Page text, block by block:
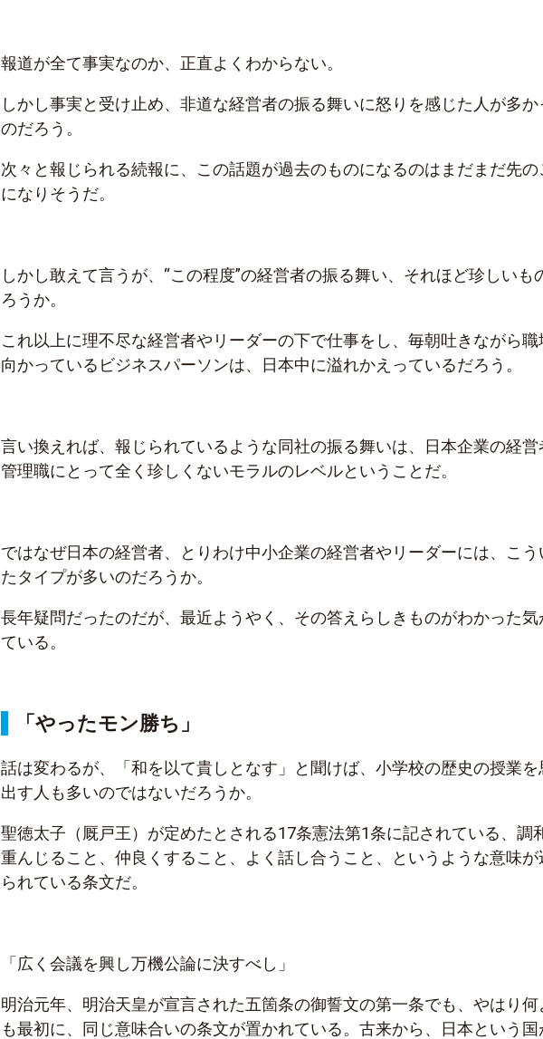
報道が全て事実なのか、正直よくわからない。
しかし事実と受け止め、非道な経営者の振る舞いに怒りを感じた人が多か
のだろう。
次々と報じられる続報に、この話題が過去のものになるのはまだまだ先の
になりそうだ。
しかし敢えて言うが、“この程度”の経営者の振る舞い、それほど珍しいも
ろうか。
これ以上に理不尽な経営者やリーダーの下で仕事をし、毎朝吐きながら職
向かっているビジネスパーソンは、日本中に溢れかえっているだろう。
言い換えれば、報じられているような同社の振る舞いは、日本企業の経営
管理職にとって全く珍しくないモラルのレベルということだ。
ではなぜ日本の経営者、とりわけ中小企業の経営者やリーダーには、こう
たタイプが多いのだろうか。
長年疑問だったのだが、最近ようやく、その答えらしきものがわかった気
ている。
「やったモン勝ち」
話は変わるが、「和を以て貴しとなす」と聞けば、小学校の歴史の授業を
出す人も多いのではないだろうか。
聖徳太子（厩戸王）が定めたとされる17条憲法第1条に記されている、調
重んじること、仲良くすること、よく話し合うこと、というような意味が
られている条文だ。
「広く会議を興し万機公論に決すべし」
明治元年、明治天皇が宣言された五箇条の御誓文の第一条でも、やはり何
も最初に、同じ意味合いの条文が置かれている。古来から、日本という国